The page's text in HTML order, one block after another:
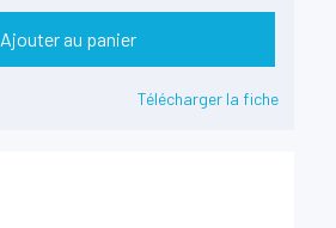
Ajouter au panier
Télécharger la fiche